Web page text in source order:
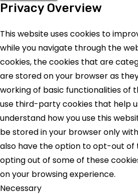
Privacy Overview
This website uses cookies to
while you navigate through the
cookies, the cookies that are
are stored on your browser as
working of basic functionalities of
use third-party cookies that help
understand how you use this
be stored in your browser only
also have the option to opt-out of
opting out of some of these
on your browsing experience.
Necessary